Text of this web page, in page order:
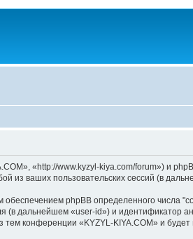
«http://www.kyzyl-kiya.com/forum») и
из ваших пользовательских сессий (в
phpBB определенного числа
(в дальнейшем «user-id») и идентификатор
конференции «KYZYL-KIYA.COM» и